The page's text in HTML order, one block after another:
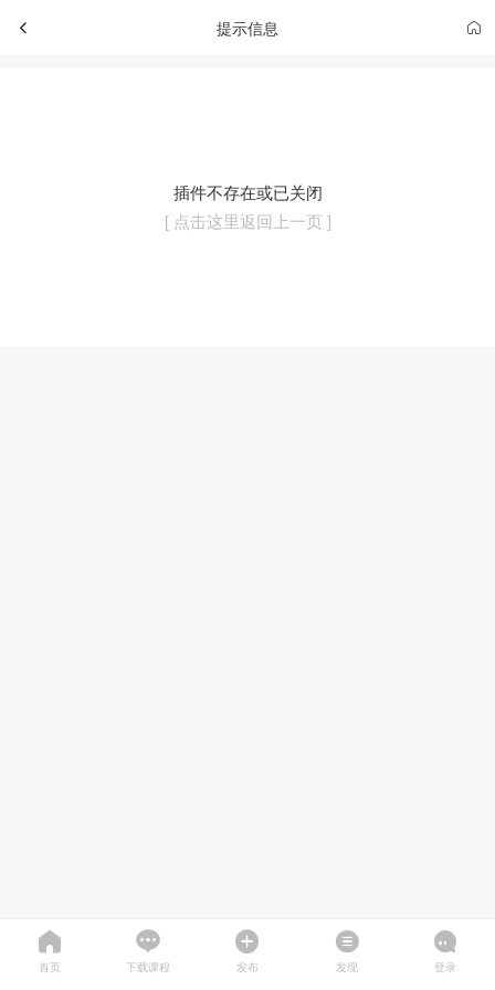
提示信息
插件不存在或已关闭
[ 点击这里返回上一页 ]
首页 下载课程 发布 发现 登录